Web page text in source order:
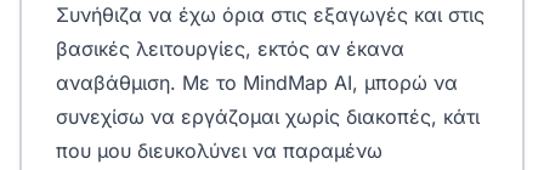
Συνήθιζα να έχω όρια στις εξαγωγές και στις
βασικές λειτουργίες, εκτός αν έκανα
αναβάθμιση. Με το MindMap AI, μπορώ να
συνεχίσω να εργάζομαι χωρίς διακοπές, κάτι
που μου διευκολύνει να παραμένω